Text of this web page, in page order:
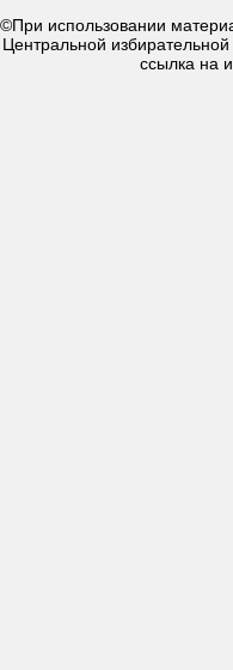
©При использовании
Центральной
ссылка на